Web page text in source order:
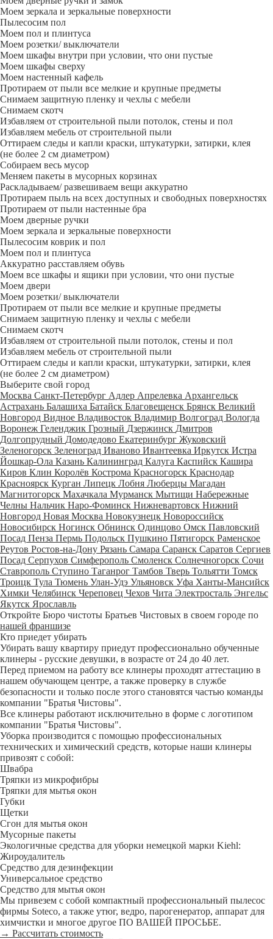
Моем зеркала и зеркальные поверхности
Пылесосим пол
Моем пол и плинтуса
Моем розетки/ выключатели
Моем шкафы внутри при условии, что они пустые
Моем шкафы сверху
Моем настенный кафель
Протираем от пыли все мелкие и крупные предметы
Снимаем защитную пленку и чехлы с мебели
Снимаем скотч
Избавляем от строительной пыли потолок, стены и пол
Избавляем мебель от строительной пыли
Оттираем следы и капли краски, штукатурки, затирки, клея
(не более 2 см диаметром)
Собираем весь мусор
Меняем пакеты в мусорных корзинах
Раскладываем/ развешиваем вещи аккуратно
Протираем пыль на всех доступных и свободных поверхностях
Протираем от пыли настенные бра
Моем дверные ручки
Моем зеркала и зеркальные поверхности
Пылесосим коврик и пол
Моем пол и плинтуса
Аккуратно расставляем обувь
Моем все шкафы и ящики при условии, что они пустые
Моем двери
Моем розетки/ выключатели
Протираем от пыли все мелкие и крупные предметы
Снимаем защитную пленку и чехлы с мебели
Снимаем скотч
Избавляем от строительной пыли потолок, стены и пол
Избавляем мебель от строительной пыли
Оттираем следы и капли краски, штукатурки, затирки, клея
(не более 2 см диаметром)
Выберите свой город
Москва Санкт-Петербург Адлер Апрелевка Архангельск
Астрахань Балашиха Батайск Благовещенск Брянск Великий
Новгород Видное Владивосток Владимир Волгоград Вологда
Воронеж Геленджик Грозный Дзержинск Дмитров
Долгопрудный Домодедово Екатеринбург Жуковский
Зеленогорск Зеленоград Иваново Ивантеевка Иркутск Истра
Йошкар-Ола Казань Калининград Калуга Каспийск Кашира
Киров Клин Королёв Кострома Красногорск Краснодар
Красноярск Курган Липецк Лобня Люберцы Магадан
Магнитогорск Махачкала Мурманск Мытищи Набережные
Челны Нальчик Наро-Фоминск Нижневартовск Нижний
Новгород Новая Москва Новокузнецк Новороссийск
Новосибирск Ногинск Обнинск Одинцово Омск Павловский
Посад Пенза Пермь Подольск Пушкино Пятигорск Раменское
Реутов Ростов-на-Дону Рязань Самара Саранск Саратов Сергиев
Посад Серпухов Симферополь Смоленск Солнечногорск Сочи
Ставрополь Ступино Таганрог Тамбов Тверь Тольятти Томск
Троицк Тула Тюмень Улан-Удэ Ульяновск Уфа Ханты-Мансийск
Химки Челябинск Череповец Чехов Чита Электросталь Энгельс
Якутск Ярославль
Откройте Бюро чистоты Братьев Чистовых в своем городе по
нашей франшизе
Кто приедет убирать
Убирать вашу квартиру приедут профессионально обученные
клинеры - русские девушки, в возрасте от 24 до 40 лет.
Перед приемом на работу все клинеры проходят аттестацию в
нашем обучающем центре, а также проверку в службе
безопасности и только после этого становятся частью команды
компании "Братья Чистовы".
Все клинеры работают исключительно в форме с логотипом
компании "Братья Чистовы".
Уборка производится с помощью профессиональных
технических и химический средств, которые наши клинеры
привозят с собой:
Швабра
Тряпки из микрофибры
Тряпки для мытья окон
Губки
Щетки
Сгон для мытья окон
Мусорные пакеты
Экологичные средства для уборки немецкой марки Kiehl:
Жироудалитель
Средство для дезинфекции
Универсальное средство
Средство для мытья окон
Мы привезем с собой компактный профессиональный пылесос
фирмы Soteco, а также утюг, ведро, парогенератор, аппарат для
химчистки и многое другое ПО ВАШЕЙ ПРОСЬБЕ.
→ Рассчитать стоимость